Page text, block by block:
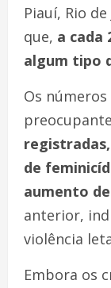
Piauí, Rio
que, a cada
algum tipo
Os números
de
aumento
anterior,
violência
Embora os